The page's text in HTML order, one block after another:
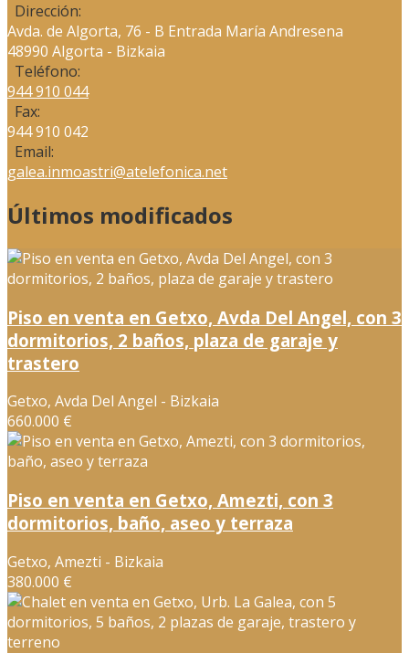
Dirección:
Avda. de Algorta, 76 - B Entrada María Andresena
48990 Algorta - Bizkaia
Teléfono:
944 910 044
Fax:
944 910 042
Email:
galea.inmoastri@atelefonica.net
Últimos modificados
Piso en venta en Getxo, Avda Del Angel, con 3
dormitorios, 2 baños, plaza de garaje y
trastero
Getxo, Avda Del Angel - Bizkaia
660.000 €
Piso en venta en Getxo, Amezti, con 3
dormitorios, baño, aseo y terraza
Getxo, Amezti - Bizkaia
380.000 €